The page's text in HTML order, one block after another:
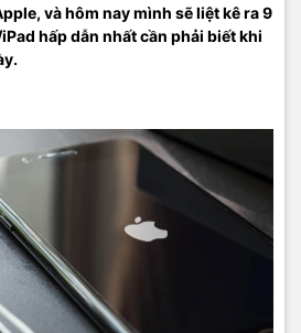
và hôm nay mình sẽ liệt kê ra 9
hấp dẫn nhất cần phải biết khi